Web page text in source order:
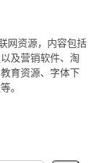
网资源，内容包括
及营销软件、淘
育资源、字体下
。